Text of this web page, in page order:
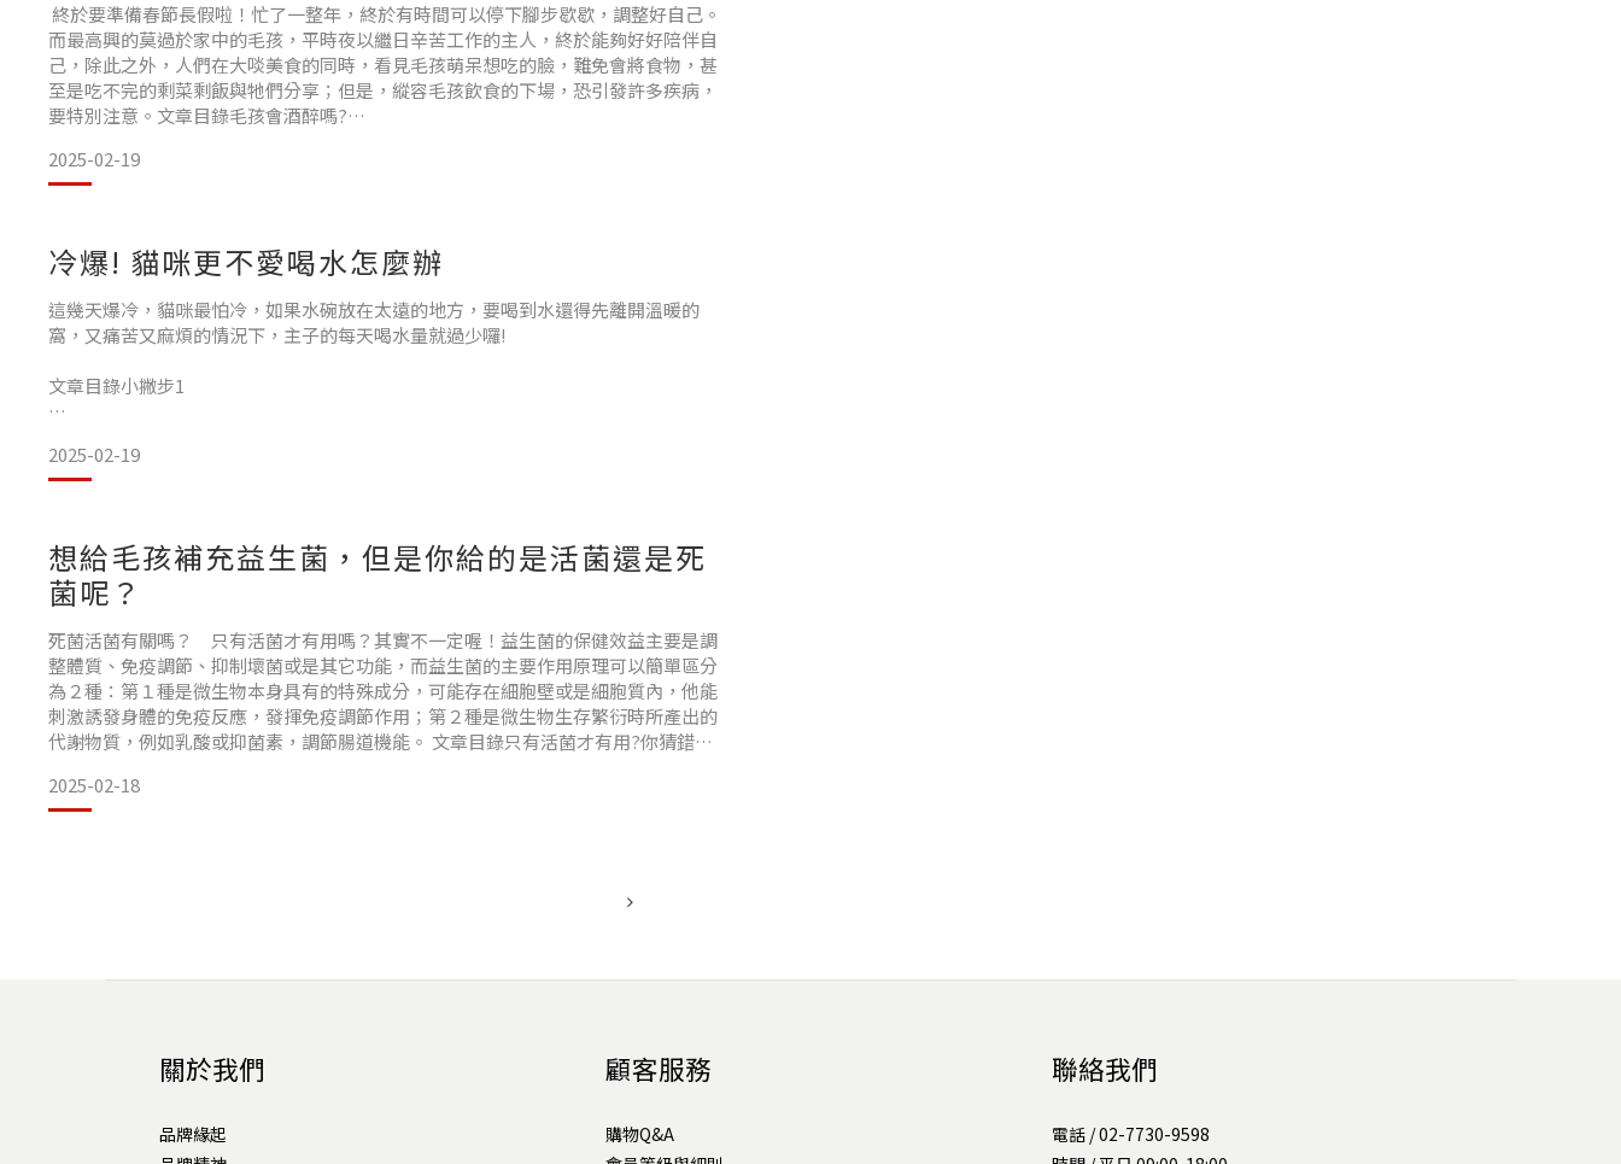
終於要準備春節長假啦！忙了一整年，終於有時間可以停下腳步歇歇，調整好自己。
而最高興的莫過於家中的毛孩，平時夜以繼日辛苦工作的主人，終於能夠好好陪伴自
己，除此之外，人們在大啖美食的同時，看見毛孩萌呆想吃的臉，難免會將食物，甚
至是吃不完的剩菜剩飯與牠們分享；但是，縱容毛孩飲食的下場，恐引發許多疾病，
要特別注意。文章目錄毛孩會酒醉嗎?
哪些春節必備食物毛孩要小心?
春節假期毛孩外出問題多 飼主也千萬別輕忽
好物推薦 毛孩會酒醉嗎?
2025-02-19
冷爆! 貓咪更不愛喝水怎麼辦
這幾天爆冷，貓咪最怕冷，如果水碗放在太遠的地方，要喝到水還得先離開溫暖的
窩，又痛苦又麻煩的情況下，主子的每天喝水量就過少囉!
文章目錄小撇步1
盡量陪他玩讓貓咪多運動小撇步3
多準備幾個水碗,尤其睡窩旁邊!
建議在家中貓狗常待的地方、冬天時家裡溫暖的地方、以及他們的睡窩旁都準備一碗
水，讓貓咪冬天時，不用走太遠也能補充足量水分。 小撇步2
盡量陪他玩讓貓咪多運動
2025-02-19
想給毛孩補充益生菌，但是你給的是活菌還是死
菌呢？
死菌活菌有關嗎？ 只有活菌才有用嗎？其實不一定喔！益生菌的保健效益主要是調
整體質、免疫調節、抑制壞菌或是其它功能，而益生菌的主要作用原理可以簡單區分
為２種：第１種是微生物本身具有的特殊成分，可能存在細胞壁或是細胞質內，他能
刺激誘發身體的免疫反應，發揮免疫調節作用；第２種是微生物生存繁衍時所產出的
代謝物質，例如乳酸或抑菌素，調節腸道機能。 文章目錄只有活菌才有用?你猜錯了
死菌活菌商品怎麼區分呢?
2025-02-18
關於我們
品牌緣起
顧客服務
購物Q&A
聯絡我們
電話 / 02-7730-9598